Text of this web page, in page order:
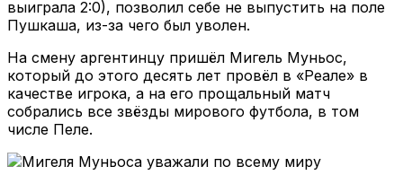
выиграла 2:0), позволил себе не выпустить на поле
Пушкаша, из-за чего был уволен.
На смену аргентинцу пришёл Мигель Муньос,
который до этого десять лет провёл в «Реале» в
качестве игрока, а на его прощальный матч
собрались все звёзды мирового футбола, в том
числе Пеле.